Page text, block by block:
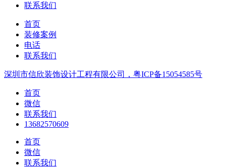
联系我们
首页
装修案例
电话
联系我们
深圳市信欣装饰设计工程有限公司，粤ICP备15054585号
首页
微信
联系我们
13682570609
首页
微信
联系我们